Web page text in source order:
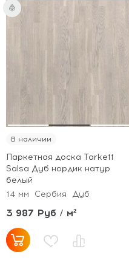
В наличии
Паркетная доска Tarkett
Salsa Дуб нордик натур
белый
14 мм
Сербия Дуб
3 987 Руб / м²